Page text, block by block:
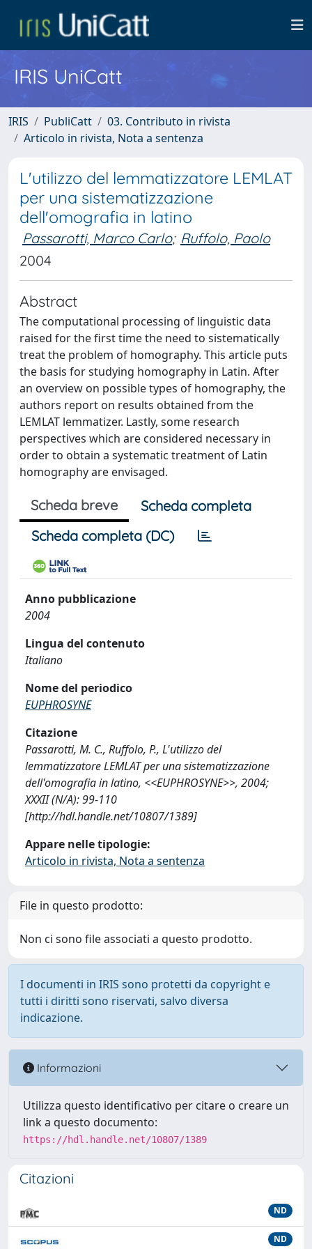
IRIS UniCatt
IRIS PubliCatt
03. Contributo in rivista
Articolo in rivista, Nota a sentenza
L'utilizzo del lemmatizzatore LEMLAT
per una sistematizzazione
dell'omografia in latino
Passarotti, Marco Carlo; Ruffolo, Paolo
2004
Abstract
The computational processing of linguistic data
raised for the first time the need to sistematically
treat the problem of homography. This article puts
the basis for studying homography in Latin. After
an overview on possible types of homography, the
authors report on results obtained from the
LEMLAT lemmatizer. Lastly, some research
perspectives which are considered necessary in
order to obtain a systematic treatment of Latin
homography are envisaged.
Scheda breve
Scheda completa
Scheda completa (DC)
Anno pubblicazione
2004
Lingua del contenuto
Italiano
Nome del periodico
EUPHROSYNE
Citazione
Passarotti, M. C., Ruffolo, P., L'utilizzo del
lemmatizzatore LEMLAT per una sistematizzazione
dell'omografia in latino, <<EUPHROSYNE>>, 2004;
XXXII (N/A): 99-110
[http://hdl.handle.net/10807/1389]
Appare nelle tipologie:
Articolo in rivista, Nota a sentenza
File in questo prodotto:
Non ci sono file associati a questo prodotto.
I documenti in IRIS sono protetti da copyright e
tutti i diritti sono riservati, salvo diversa
indicazione.
Informazioni
Utilizza questo identificativo per citare o creare un
link a questo documento:
https://hdl.handle.net/10807/1389
Citazioni
ND
ND